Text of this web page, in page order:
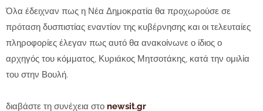
Όλα έδειχναν πως η Νέα Δημοκρατία θα προχωρούσε σε
πρόταση δυσπιστίας εναντίον της κυβέρνησης και οι τελευταίες
πληροφορίες έλεγαν πως αυτό θα ανακοίνωνε ο ίδιος ο
αρχηγός του κόμματος, Κυριάκος Μητσοτάκης, κατά την ομιλία
του στην Βουλή.
διαβάστε τη συνέχεια στο newsit.gr